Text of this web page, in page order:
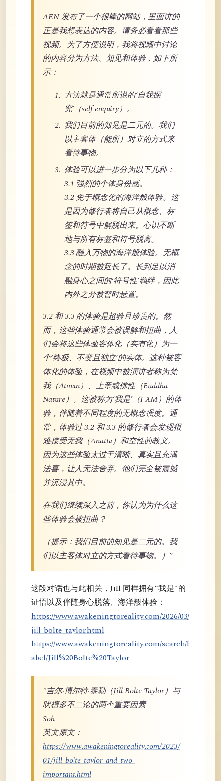
AEN 发布了一个很棒的网站，里面讲的
正是我想表达的内容。请务必看看那些
视频。为了方便说明，我将视频中讨论
的内容分为方法、知见和体验，如下所
示：
方法就是通常所说的‘自我探
究’（self enquiry）。
我们目前的知见是二元的。我们
以主客体（能所）对立的方式来
看待事物。
体验可以进一步分为以下几种：
3.1 强烈的个体身份感。
3.2 免于概念化的海洋般体验。这
是因为修行者将自己从概念、标
签和符号中解脱出来。心识不断
地与所有标签和符号脱离。
3.3 融入万物的海洋般体验。无概
念的时期被延长了。长到足以消
融身心之间的‘符号性’羁绊，因此
内外之分被暂时悬置。
3.2 和 3.3 的体验是超验且珍贵的。然
而，这些体验通常会被误解和扭曲，人
们会将这些体验客体化（实有化）为一
个‘终极、不变且独立’的实体。这种被客
体化的体验，在视频中被演讲者称为梵
我（Atman）、上帝或佛性（Buddha
Nature）。这被称为‘我是’（I AM）的体
验，伴随着不同程度的无概念强度。通
常，体验过 3.2 和 3.3 的修行者会发现很
难接受无我（Anatta）和空性的教义。
因为这些体验太过于清晰、真实且充满
法喜，让人无法舍弃。他们完全被震撼
并沉浸其中。
在我们继续深入之前，你认为为什么这
些体验会被扭曲？
（提示：我们目前的知见是二元的。我
们以主客体对立的方式看待事物。）”
这段对话也与此相关，Jill 同样拥有“我是”的
证悟以及伴随身心脱落、海洋般体验：
https://www.awakeningtoreality.com/2026/03/
jill-bolte-taylor.html
https://www.awakeningtoreality.com/search/l
abel/Jill%20Bolte%20Taylor
"吉尔·博尔特·泰勒（Jill Bolte Taylor）与
吠檀多不二论的两个重要因素
Soh
英文原文：
https://www.awakeningtoreality.com/2023/
01/jill-bolte-taylor-and-two-
important.html